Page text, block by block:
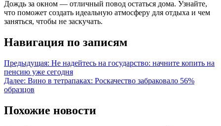
Дождь за окном — отличный повод остаться дома. Узнайте,
что поможет создать идеальную атмосферу для отдыха и чем
заняться, чтобы не заскучать.
Навигация по записям
Предыдущая: Не надейтесь на государство: начните копить на
пенсию уже сегодня
Далее: Вино в тетрапаках: Роскачество забраковало 56%
образцов
Похожие новости